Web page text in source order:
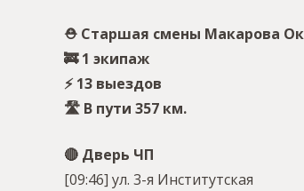
⛑ Старшая смены Макарова
🚒 1 экипаж
⚡️ 13 выездов
🛣 В пути 357 км.
🔴 Дверь ЧП
[09:46] ул. 3-я Институтская